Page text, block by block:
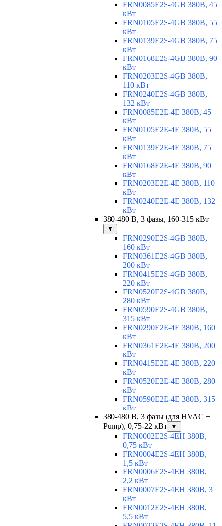
FRN0085E2S-4GB 380В, 45
кВт
FRN0105E2S-4GB 380В, 55
кВт
FRN0139E2S-4GB 380В, 75
кВт
FRN0168E2S-4GB 380В, 90
кВт
FRN0203E2S-4GB 380В,
110 кВт
FRN0240E2S-4GB 380В,
132 кВт
FRN0085E2E-4E 380В, 45
кВт
FRN0105E2E-4E 380В, 55
кВт
FRN0139E2E-4E 380В, 75
кВт
FRN0168E2E-4E 380В, 90
кВт
FRN0203E2E-4E 380В, 110
кВт
FRN0240E2E-4E 380В, 132
кВт
380-480 В, 3 фазы, 160-315 кВт
▼
FRN0290E2S-4GB 380В,
160 кВт
FRN0361E2S-4GB 380В,
200 кВт
FRN0415E2S-4GB 380В,
220 кВт
FRN0520E2S-4GB 380В,
280 кВт
FRN0590E2S-4GB 380В,
315 кВт
FRN0290E2E-4E 380В, 160
кВт
FRN0361E2E-4E 380В, 200
кВт
FRN0415E2E-4E 380В, 220
кВт
FRN0520E2E-4E 380В, 280
кВт
FRN0590E2E-4E 380В, 315
кВт
380-480 В, 3 фазы (для HVAC +
Pump), 0,75-22 кВт
▼
FRN0002E2S-4EH 380В,
0,75 кВт
FRN0004E2S-4EH 380В,
1,5 кВт
FRN0006E2S-4EH 380В,
2,2 кВт
FRN0007E2S-4EH 380В, 3
кВт
FRN0012E2S-4EH 380В,
5,5 кВт